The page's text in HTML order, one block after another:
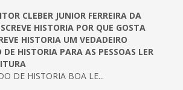
CLEBER JUNIOR FERREIRA DA
HISTORIA POR QUE GOSTA
HISTORIA UM VEDADEIRO
DE HISTORIA PARA AS PESSOAS LER
DE HISTORIA BOA LE...